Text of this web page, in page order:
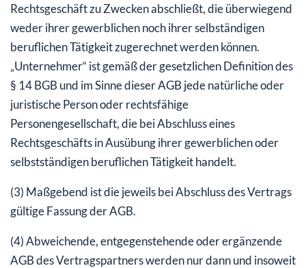
Rechtsgeschäft zu Zwecken abschließt, die überwiegend
weder ihrer gewerblichen noch ihrer selbständigen
beruflichen Tätigkeit zugerechnet werden können.
„Unternehmer“ ist gemäß der gesetzlichen Definition des
§ 14 BGB und im Sinne dieser AGB jede natürliche oder
juristische Person oder rechtsfähige
Personengesellschaft, die bei Abschluss eines
Rechtsgeschäfts in Ausübung ihrer gewerblichen oder
selbstständigen beruflichen Tätigkeit handelt.
(3) Maßgebend ist die jeweils bei Abschluss des Vertrags
gültige Fassung der AGB.
(4) Abweichende, entgegenstehende oder ergänzende
AGB des Vertragspartners werden nur dann und insoweit